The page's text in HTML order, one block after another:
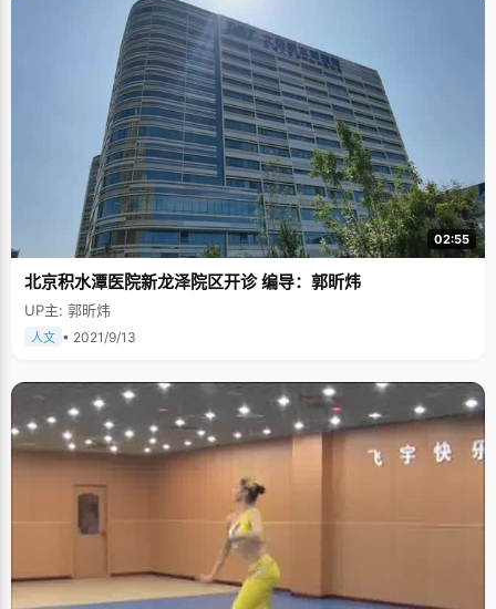
02:55
北京积水潭医院新龙泽院区开诊 编导：郭昕炜
UP主: 郭昕炜
人文 • 2021/9/13